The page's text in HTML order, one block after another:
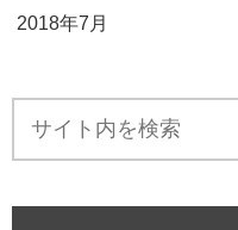
2018年7月